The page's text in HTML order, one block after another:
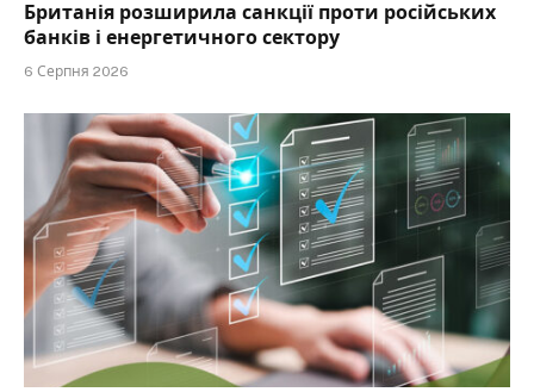
Британія розширила санкції проти російських
банків і енергетичного сектору
6 Серпня 2026